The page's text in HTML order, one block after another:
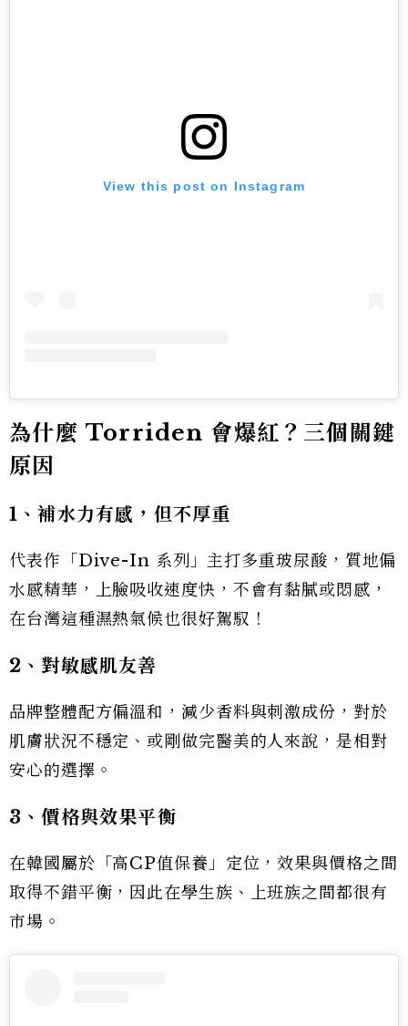
View this post on Instagram
為什麼 Torriden 會爆紅？三個關鍵
原因
1、補水力有感，但不厚重
代表作「Dive-In 系列」主打多重玻尿酸，質地偏
水感精華，上臉吸收速度快，不會有黏膩或悶感，
在台灣這種濕熱氣候也很好駕馭！
2、對敏感肌友善
品牌整體配方偏溫和，減少香料與刺激成份，對於
肌膚狀況不穩定、或剛做完醫美的人來說，是相對
安心的選擇。
3、價格與效果平衡
在韓國屬於「高CP值保養」定位，效果與價格之間
取得不錯平衡，因此在學生族、上班族之間都很有
市場。